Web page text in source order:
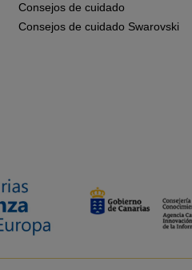
Consejos de cuidado
Consejos de cuidado Swarovski